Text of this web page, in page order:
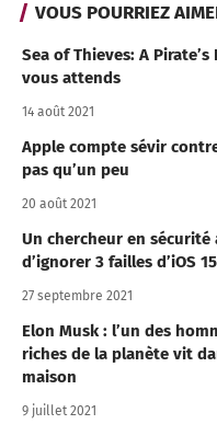
VOUS POURRIEZ
Sea of Thieves: A
vous attends
14 août 2021
Apple compte sévir
pas qu’un peu
20 août 2021
Un chercheur en sécurité
d’ignorer 3 failles d’iOS 15
27 septembre 2021
Elon Musk : l’un des
riches de la planète vit
maison
9 juillet 2021